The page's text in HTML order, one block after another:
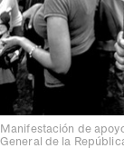
Manifestación de
General de la